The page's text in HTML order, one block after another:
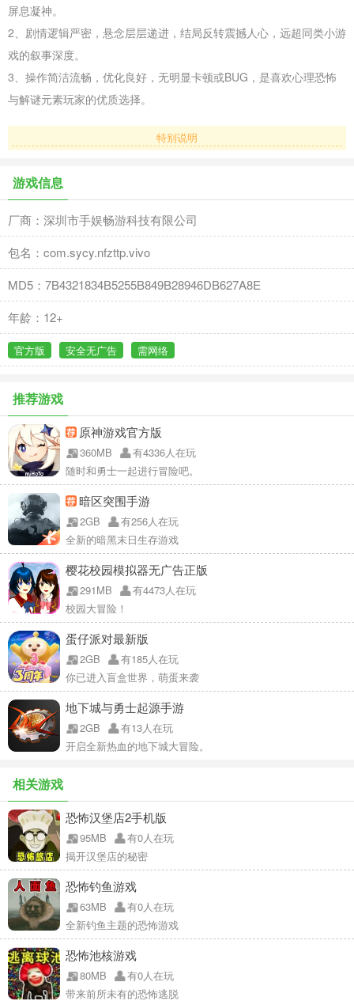
屏息凝神。
2、剧情逻辑严密，悬念层层递进，结局反转震撼人心，远超同类小游
戏的叙事深度。
3、操作简洁流畅，优化良好，无明显卡顿或BUG，是喜欢心理恐怖
与解谜元素玩家的优质选择。
特别说明
游戏信息
厂商：深圳市手娱畅游科技有限公司
包名：com.sycy.nfzttp.vivo
MD5：7B4321834B5255B849B28946DB627A8E
年龄：12+
官方版 安全无广告 需网络
推荐游戏
原神游戏官方版
360MB
有4336人在玩
随时和勇士一起进行冒险吧。
暗区突围手游
2GB
有256人在玩
全新的暗黑末日生存游戏
樱花校园模拟器无广告正版
291MB
有4473人在玩
校园大冒险！
蛋仔派对最新版
2GB
有185人在玩
你已进入盲盒世界，萌蛋来袭
地下城与勇士起源手游
2GB
有13人在玩
开启全新热血的地下城大冒险。
相关游戏
恐怖汉堡店2手机版
95MB
有0人在玩
揭开汉堡店的秘密
恐怖钓鱼游戏
63MB
有0人在玩
全新钓鱼主题的恐怖游戏
恐怖池核游戏
80MB
有0人在玩
带来前所未有的恐怖逃脱